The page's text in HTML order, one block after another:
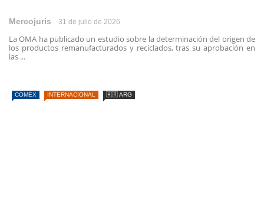
Mercojuris 31 de julio de 2026
La OMA ha publicado un estudio sobre la determinación del origen de
los productos remanufacturados y reciclados, tras su aprobación en
las ...
COMEX INTERNACIONAL 🇦🇷 ARG